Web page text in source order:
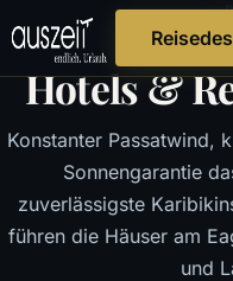
Hotels &
Konstanter Passatwind,
Sonnengarantie
zuverlässigste
führen die Häuser am
und